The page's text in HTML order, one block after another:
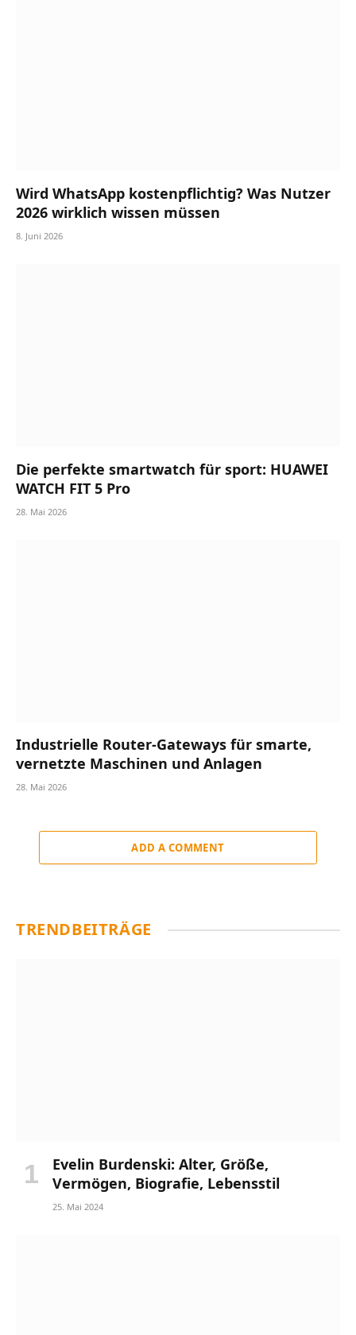
Wird WhatsApp kostenpflichtig? Was Nutzer
2026 wirklich wissen müssen
8. Juni 2026
Die perfekte smartwatch für sport: HUAWEI
WATCH FIT 5 Pro
28. Mai 2026
Industrielle Router-Gateways für smarte,
vernetzte Maschinen und Anlagen
28. Mai 2026
ADD A COMMENT
TRENDBEITRÄGE
Evelin Burdenski: Alter, Größe,
Vermögen, Biografie, Lebensstil
25. Mai 2024